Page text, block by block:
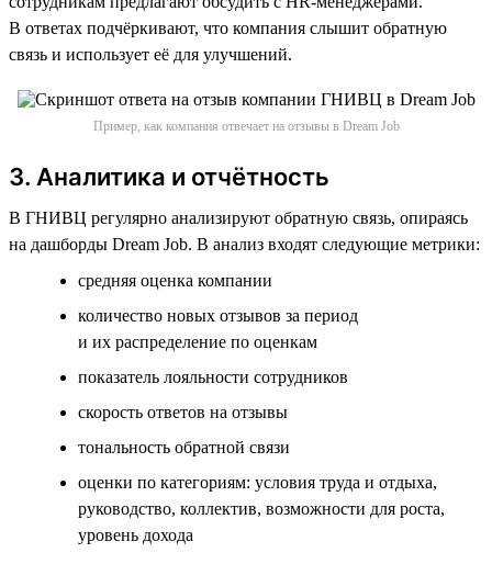
В ответах подчёркивают, что компания слышит обратную
связь и использует её для улучшений.
Пример, как компания отвечает на отзывы в Dream Job
3. Аналитика и отчётность
В ГНИВЦ регулярно анализируют обратную связь, опираясь
на дашборды Dream Job. В анализ входят следующие метрики:
cредняя оценка компании
количество новых отзывов за период
и их распределение по оценкам
показатель лояльности сотрудников
cкорость ответов на отзывы
тональность обратной связи
оценки по категориям: условия труда и отдыха,
руководство, коллектив, возможности для роста,
уровень дохода